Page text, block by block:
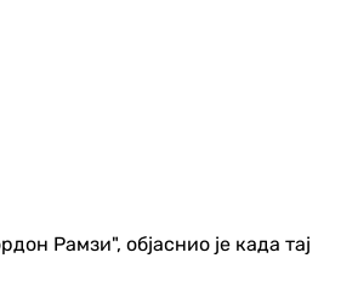
Рамзи", објаснио је када тај